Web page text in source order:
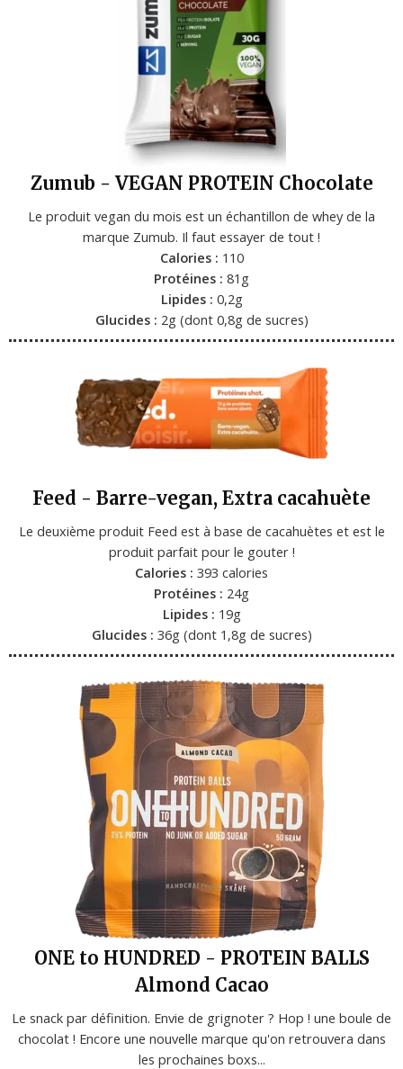
Zumub - VEGAN PROTEIN Chocolate
Le produit vegan du mois est un échantillon de whey de la
marque Zumub. Il faut essayer de tout !
Calories : 110
Protéines : 81g
Lipides : 0,2g
Glucides : 2g (dont 0,8g de sucres)
Feed - Barre-vegan, Extra cacahuète
Le deuxième produit Feed est à base de cacahuètes et est le
produit parfait pour le gouter !
Calories : 393 calories
Protéines : 24g
Lipides : 19g
Glucides : 36g (dont 1,8g de sucres)
ONE to HUNDRED - PROTEIN BALLS
Almond Cacao
Le snack par définition. Envie de grignoter ? Hop ! une boule de
chocolat ! Encore une nouvelle marque qu'on retrouvera dans
les prochaines boxs...